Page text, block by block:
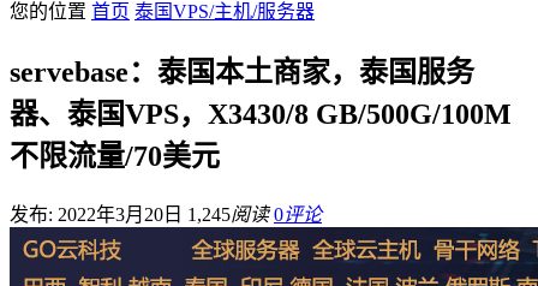
您的位置 首页 泰国VPS/主机/服务器
servebase：泰国本土商家，泰国服务
器、泰国VPS，X3430/8 GB/500G/100M
不限流量/70美元
发布: 2022年3月20日 1,245阅读 0评论